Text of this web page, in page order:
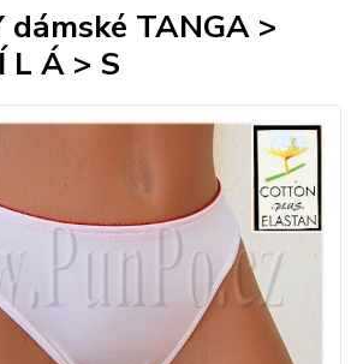
dámské TANGA >
Á > S